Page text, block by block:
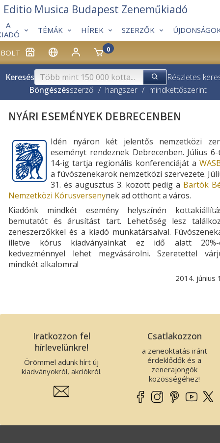
BOLT 0
A
TÉMÁK HÍREK SZERZŐK
Editio Musica Budapest Zeneműkiadó
Keresés
Részletes
Böngészésszerző / hangszer / mindkettőszerint
NYÁRI ESEMÉNYEK DEBRECENBEN
Idén nyáron két jelentős nemzetközi
eseményt rendeznek Debrecenben. Július
14-ig tartja regionális konferenciáját a
a fúvószenekarok nemzetközi szervezete.
31. és augusztus 3. között pedig a Bartók
Nemzetközi Kórusversenynek ad otthont a város.
Kiadónk mindkét esemény helyszínén
bemutatót és árusítást tart. Lehetőség lesz
zeneszerzőkkel és a kiadó munkatársaival.
illetve kórus kiadványainkat ez idő alatt 20%-
kedvezménnyel lehet megvásárolni. Szeretettel
mindkét alkalomra!
2014. június
Iratkozzon fel
hírlevelünkre!
Örömmel adunk hírt új
kiadványokról, akciókról.
Csatlakozzon
a zeneoktatás iránt
érdeklődők és a
zenerajongók
közösségéhez!